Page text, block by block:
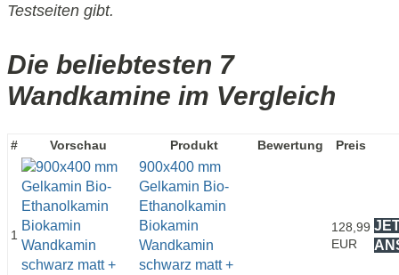
Testseiten gibt.
Die beliebtesten 7
Wandkamine im Vergleich
# Vorschau Produkt Bewertung Preis
1
900x400 mm
Gelkamin Bio-
Ethanolkamin
Biokamin
Wandkamin
schwarz matt +
128,99
EUR